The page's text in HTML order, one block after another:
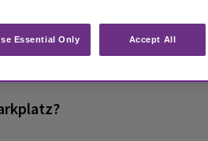
Buchung ändern?
Essential Only Accept All